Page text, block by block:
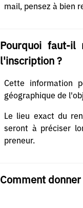
mail, pensez à bien
Pourquoi faut-il
l'inscription ?
Cette information
géographique de
Le lieu exact du
seront à préciser
preneur.
Comment